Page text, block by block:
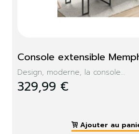
Console extensible
Design, moderne, la console...
329,99 €
Ajouter au